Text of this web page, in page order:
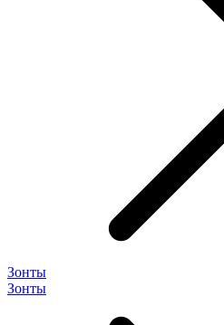
Зонты
Зонты